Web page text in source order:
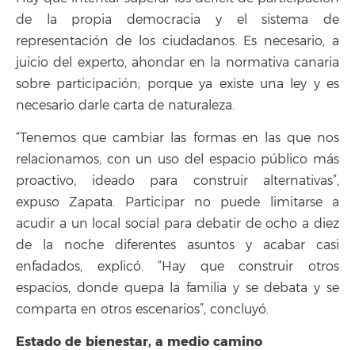
de la propia democracia y el sistema de
representación de los ciudadanos. Es necesario, a
juicio del experto, ahondar en la normativa canaria
sobre participación; porque ya existe una ley y es
necesario darle carta de naturaleza.
“Tenemos que cambiar las formas en las que nos
relacionamos, con un uso del espacio público más
proactivo, ideado para construir alternativas”,
expuso Zapata. Participar no puede limitarse a
acudir a un local social para debatir de ocho a diez
de la noche diferentes asuntos y acabar casi
enfadados, explicó. “Hay que construir otros
espacios, donde quepa la familia y se debata y se
comparta en otros escenarios”, concluyó.
Estado de bienestar, a medio camino